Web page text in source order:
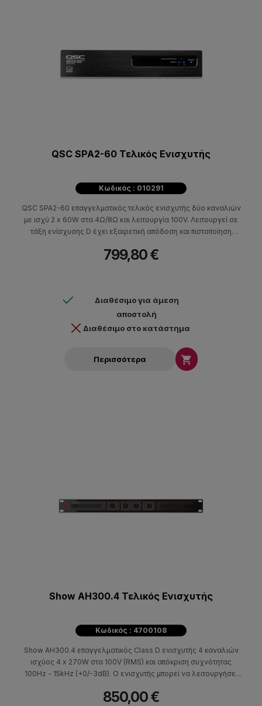
QSC SPA2-60 Τελικός Ενισχυτής
Κωδικός : 010291
QSC SPA2-60 επαγγελματικός τελικός ενισχυτής δύο καναλιών
με ισχύ 2 x 60W στα 4Ω/8Ω και λειτουργία 100V. Λειτουργεί σε
τάξη ενίσχυσης D έχει εξαιρετική απόδοση και πιστοποίηση
ενέργειας, χαμηλά επίπεδα θορύβου λειτουργίας, διατηρώντας
799,80 €
Διαθέσιμο για άμεση
αποστολή
Διαθέσιμο στο κατάστημα
Περισσότερα 
Show AH300.4 Τελικός Ενισχυτής
Κωδικός : 4700108
Show AH300.4 επαγγελματικός Class D ενισχυτής 4 καναλιών
ισχύος 4 x 270W στα 100V (RMS) και απόκριση συχνότητας
100Hz - 15kHz (+0/-3dB). Ο ενισχυτής μπορεί να λειτουργήσει
σύνδεση των εισόδων και της εξόδου. Ο ενισχυτής διαθετει
850,00 €